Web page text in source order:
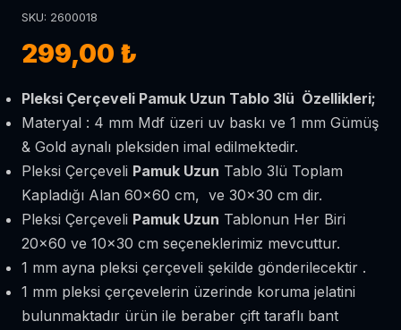
SKU: 2600018
299,00 ₺
Pleksi Çerçeveli Pamuk Uzun Tablo 3lü Özellikleri;
Materyal : 4 mm Mdf üzeri uv baskı ve 1 mm Gümüş
& Gold aynalı pleksiden imal edilmektedir.
Pleksi Çerçeveli Pamuk Uzun Tablo 3lü Toplam
Kapladığı Alan 60x60 cm, ve 30x30 cm dir.
Pleksi Çerçeveli Pamuk Uzun Tablonun Her Biri
20x60 ve 10x30 cm seçeneklerimiz mevcuttur.
1 mm ayna pleksi çerçeveli şekilde gönderilecektir .
1 mm pleksi çerçevelerin üzerinde koruma jelatini
bulunmaktadır ürün ile beraber çift taraflı bant